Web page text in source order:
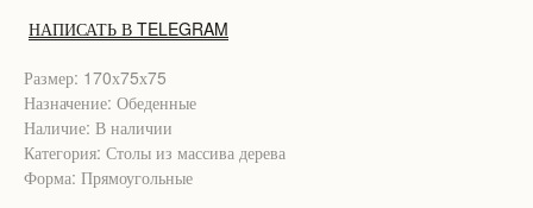
НАПИСАТЬ В TELEGRAM
Размер: 170х75х75
Назначение: Обеденные
Наличие: В наличии
Категория: Столы из массива дерева
Форма: Прямоугольные